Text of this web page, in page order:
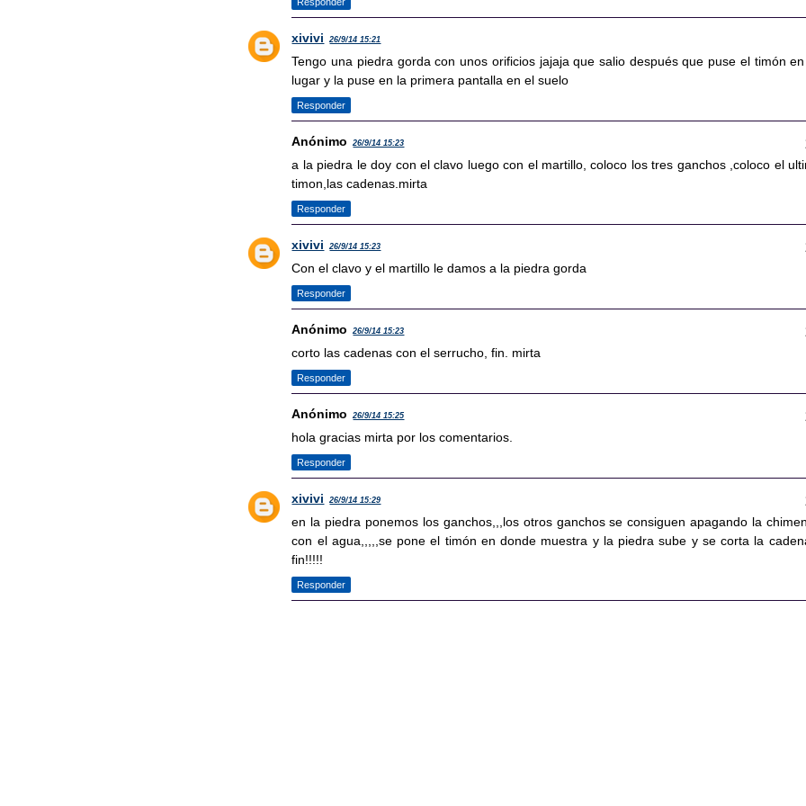
xivivi 26/9/14 15:21
Tengo una piedra gorda con unos orificios jajaja que salio después que puse el timón
lugar y la puse en la primera pantalla en el suelo
Responder
Anónimo 26/9/14 15:23
a la piedra le doy con el clavo luego con el martillo, coloco los tres ganchos ,coloco el
timon,las cadenas.mirta
Responder
xivivi 26/9/14 15:23
Con el clavo y el martillo le damos a la piedra gorda
Responder
Anónimo 26/9/14 15:23
corto las cadenas con el serrucho, fin. mirta
Responder
Anónimo 26/9/14 15:25
hola gracias mirta por los comentarios.
Responder
xivivi 26/9/14 15:29
en la piedra ponemos los ganchos,,,los otros ganchos se consiguen apagando la
con el agua,,,,,se pone el timón en donde muestra y la piedra sube y se corta la
fin!!!!!
Responder